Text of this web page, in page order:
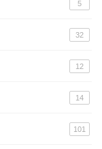
5
32
12
14
101